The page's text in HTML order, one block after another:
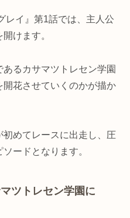
レイ』第1話では、主人公
けます。
るカサマツトレセン学園
花させていくのかが描か
めてレースに出走し、圧
ードとなります。
ツトレセン学園に